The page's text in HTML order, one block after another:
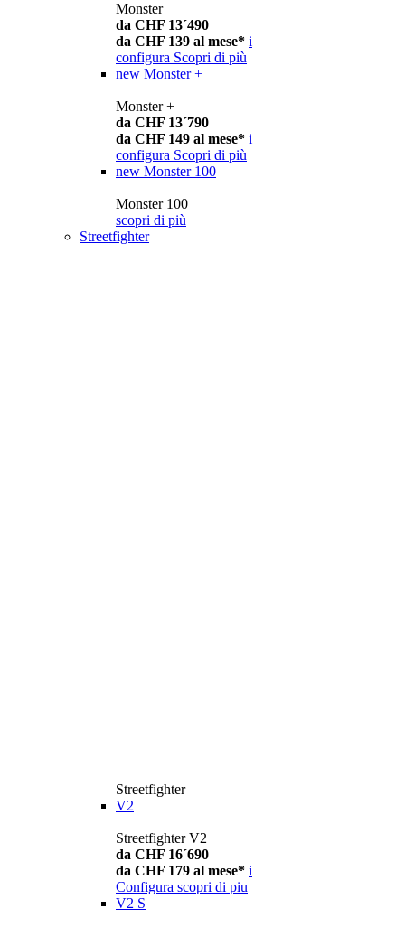
Monster
da CHF 13´490
da CHF 139 al mese* i
configura Scopri di più
new Monster +
Monster +
da CHF 13´790
da CHF 149 al mese* i
configura Scopri di più
new Monster 100
Monster 100
scopri di più
Streetfighter
Streetfighter
V2
Streetfighter V2
da CHF 16´690
da CHF 179 al mese* i
Configura scopri di piu
V2 S